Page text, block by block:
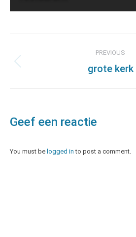
navigation
PREVIOUS
Previous
grote kerk
Geef een reactie
You must be logged in to post a comment.